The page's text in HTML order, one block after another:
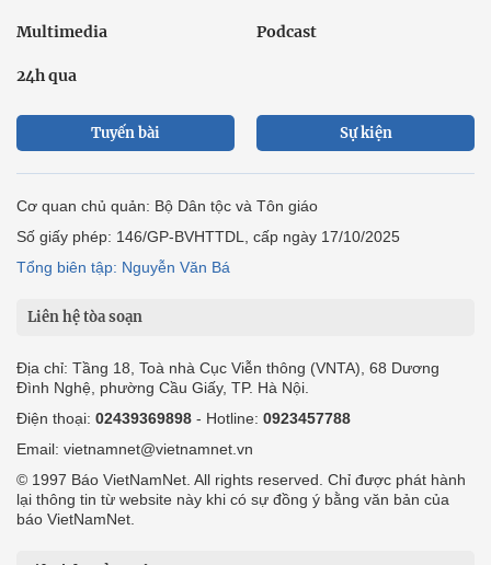
Multimedia Podcast
24h qua
Tuyến bài Sự kiện
Cơ quan chủ quản: Bộ Dân tộc và Tôn giáo
Số giấy phép: 146/GP-BVHTTDL, cấp ngày 17/10/2025
Tổng biên tập: Nguyễn Văn Bá
Liên hệ tòa soạn
Địa chỉ: Tầng 18, Toà nhà Cục Viễn thông (VNTA), 68 Dương
Đình Nghệ, phường Cầu Giấy, TP. Hà Nội.
Điện thoại: 02439369898 - Hotline: 0923457788
Email: vietnamnet@vietnamnet.vn
© 1997 Báo VietNamNet. All rights reserved. Chỉ được phát hành
lại thông tin từ website này khi có sự đồng ý bằng văn bản của
báo VietNamNet.